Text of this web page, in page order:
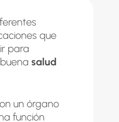
que
para
salud
un órgano
función